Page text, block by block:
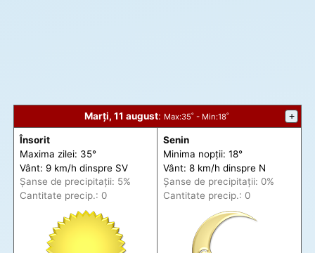
Marți, 11 august: Max:35˚ - Min:18˚ +
Însorit
Maxima zilei: 35°
Vânt: 9 km/h dinspre SV
Șanse de precipitații: 5%
Cantitate precip.: 0
Senin
Minima nopții: 18°
Vânt: 8 km/h dinspre N
Șanse de precipitații: 0%
Cantitate precip.: 0